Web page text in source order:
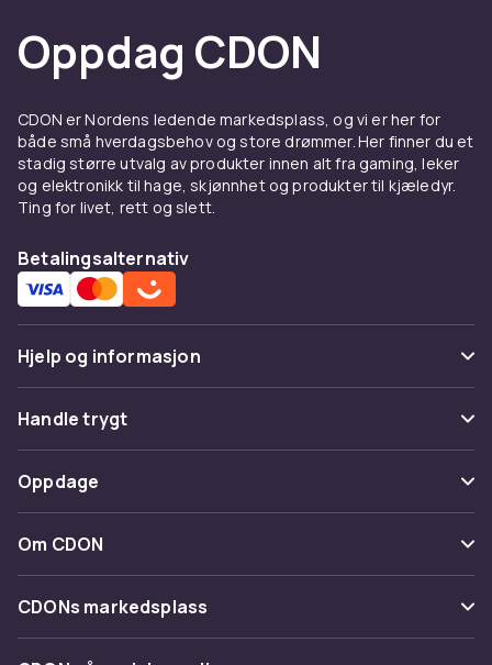
Oppdag CDON
CDON er Nordens ledende markedsplass, og vi er her for
både små hverdagsbehov og store drømmer. Her finner du et
stadig større utvalg av produkter innen alt fra gaming, leker
og elektronikk til hage, skjønnhet og produkter til kjæledyr.
Ting for livet, rett og slett.
Betalingsalternativ
Hjelp og informasjon
Vanlige spørsmål
Spor pakke
Angre & returner her
Kontakt oss
Handle trygt
Betaling
Levering
Tilbakekallinger
Oppdage
Kategorier
Varemerker
Om CDON
Om oss
Kundeanmeldelser
CDONs markedsplass